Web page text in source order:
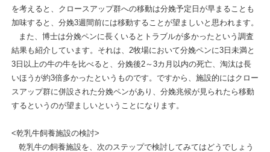
を考えると、クロースアップ群への移動は分娩予定日が早まることも
加味すると、分娩3週間前には移動することが望ましいと思われます。
また、博士は分娩ペンに長くいるとトラブルが多かったという調査
結果も紹介しています。それは、2牧場において分娩ペンに3日未満と
3日以上の牛の牛を比べると、分娩後2～3カ月以内の死亡、淘汰は長
いほうが約3倍多かったというものです。ですから、施設的にはクロー
スアップ群に併設された分娩ペンがあり、分娩兆候が見られたら移動
するというのが望ましいということになります。
<乾乳牛飼養施設の検討>
乾乳牛の飼養施設を、次のステップで検討してみてはどうでしょう